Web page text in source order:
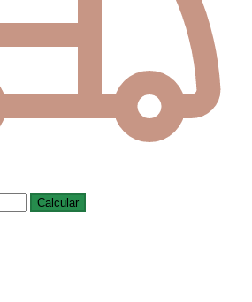
Calcular